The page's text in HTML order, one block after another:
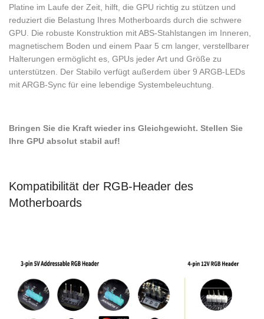
Platine im Laufe der Zeit, hilft, die GPU richtig zu stützen und
reduziert die Belastung Ihres Motherboards durch die schwere
GPU. Die robuste Konstruktion mit ABS-Stahlstangen im Inneren,
magnetischem Boden und einem Paar 5 cm langer, verstellbarer
Halterungen ermöglicht es, GPUs jeder Art und Größe zu
unterstützen. Der Stabilo verfügt außerdem über 9 ARGB-LEDs
mit ARGB-Sync für eine lebendige Systembeleuchtung.
Bringen Sie die Kraft wieder ins Gleichgewicht. Stellen Sie
Ihre GPU absolut stabil auf!
Kompatibilität der RGB-Header des
Motherboards